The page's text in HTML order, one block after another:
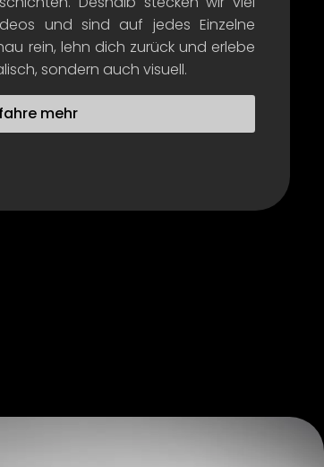
und sind auf jedes Einzelne
rein, lehn dich zurück und erlebe
sondern auch visuell.
mehr